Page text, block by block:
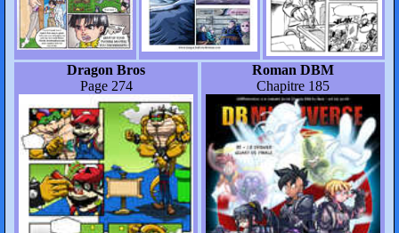
Dragon Bros
Page 274
Roman DBM
Chapitre 185